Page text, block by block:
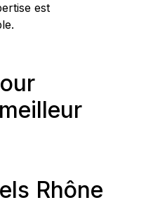
est
Rhône